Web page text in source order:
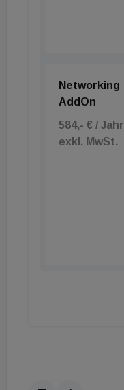
Networking
AddOn
584,- € / Jahr
exkl. MwSt.